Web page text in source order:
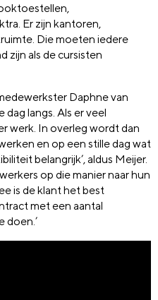
Er zijn kantoren,
Die moeten iedere
zijn als de cursisten
Daphne van
dag langs. Als er veel
werk. In overleg wordt dan
en op een stille dag wat
belangrijk’, aldus Meijer.
op die manier naar hun
is de klant het best
met een aantal
doen.’